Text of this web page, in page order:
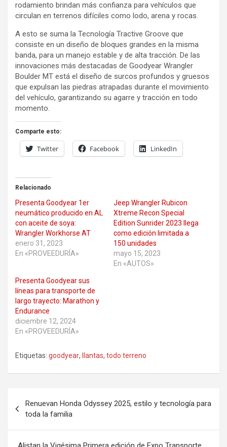
rodamiento brindan más confianza para vehículos que
circulan en terrenos difíciles como lodo, arena y rocas.
A esto se suma la Tecnología Tractive Groove que
consiste en un diseño de bloques grandes en la misma
banda, para un manejo estable y de alta tracción. De las
innovaciones más destacadas de Goodyear Wrangler
Boulder MT está el diseño de surcos profundos y gruesos
que expulsan las piedras atrapadas durante el movimiento
del vehículo, garantizando su agarre y tracción en todo
momento.
Comparte esto:
Twitter Facebook LinkedIn
Relacionado
Presenta Goodyear 1er
neumático producido en AL
con aceite de soya:
Wrangler Workhorse AT
enero 31, 2023
En «PROVEEDURÍA»
Jeep Wrangler Rubicon
Xtreme Recon Special
Edition Sunrider 2023 llega
como edición limitada a
150 unidades
mayo 15, 2023
En «AUTOS»
Presenta Goodyear sus
líneas para transporte de
largo trayecto: Marathon y
Endurance
diciembre 12, 2024
En «PROVEEDURÍA»
Etiquetas: goodyear, llantas, todo terreno
de
entradas
Renuevan Honda Odyssey 2025, estilo y tecnología para
toda la familia